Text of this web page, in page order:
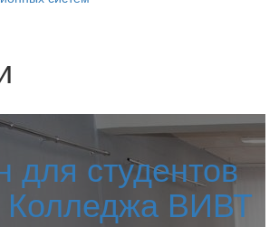
для студентов
ВИВТ